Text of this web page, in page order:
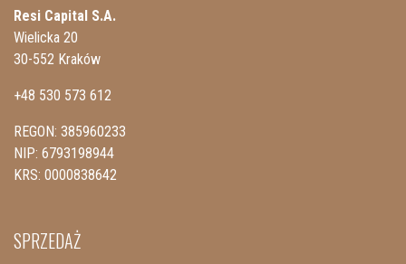
Resi Capital S.A.
Wielicka 20
30-552 Kraków
+48 530 573 612
REGON: 385960233
NIP: 6793198944
KRS: 0000838642
SPRZEDAŻ